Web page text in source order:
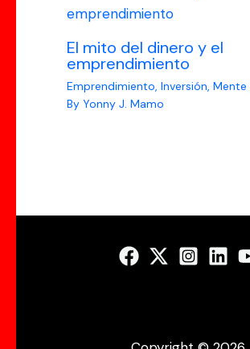
El mito del dinero y el
emprendimiento
Emprendimiento, Inversión,
By Yonny J. Mamo